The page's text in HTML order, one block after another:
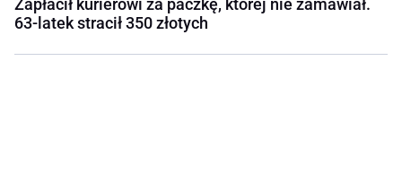
Zapłacił kurierowi za paczkę, której nie zamawiał.
63-latek stracił 350 złotych